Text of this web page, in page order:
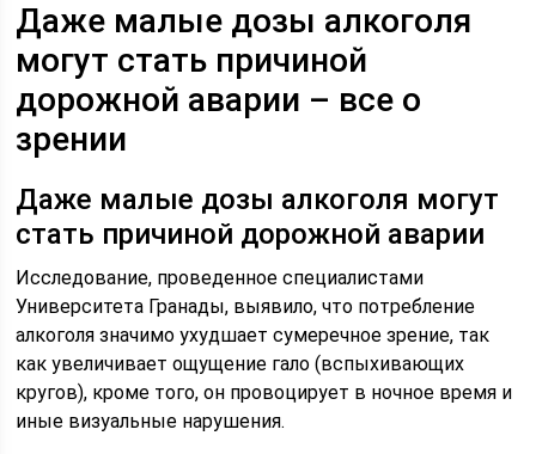
Даже малые дозы алкоголя
могут стать причиной
дорожной аварии – все о
зрении
Даже малые дозы алкоголя могут
стать причиной дорожной аварии
Исследование, проведенное специалистами
Университета Гранады, выявило, что потребление
алкоголя значимо ухудшает сумеречное зрение, так
как увеличивает ощущение гало (вспыхивающих
кругов), кроме того, он провоцирует в ночное время и
иные визуальные нарушения.